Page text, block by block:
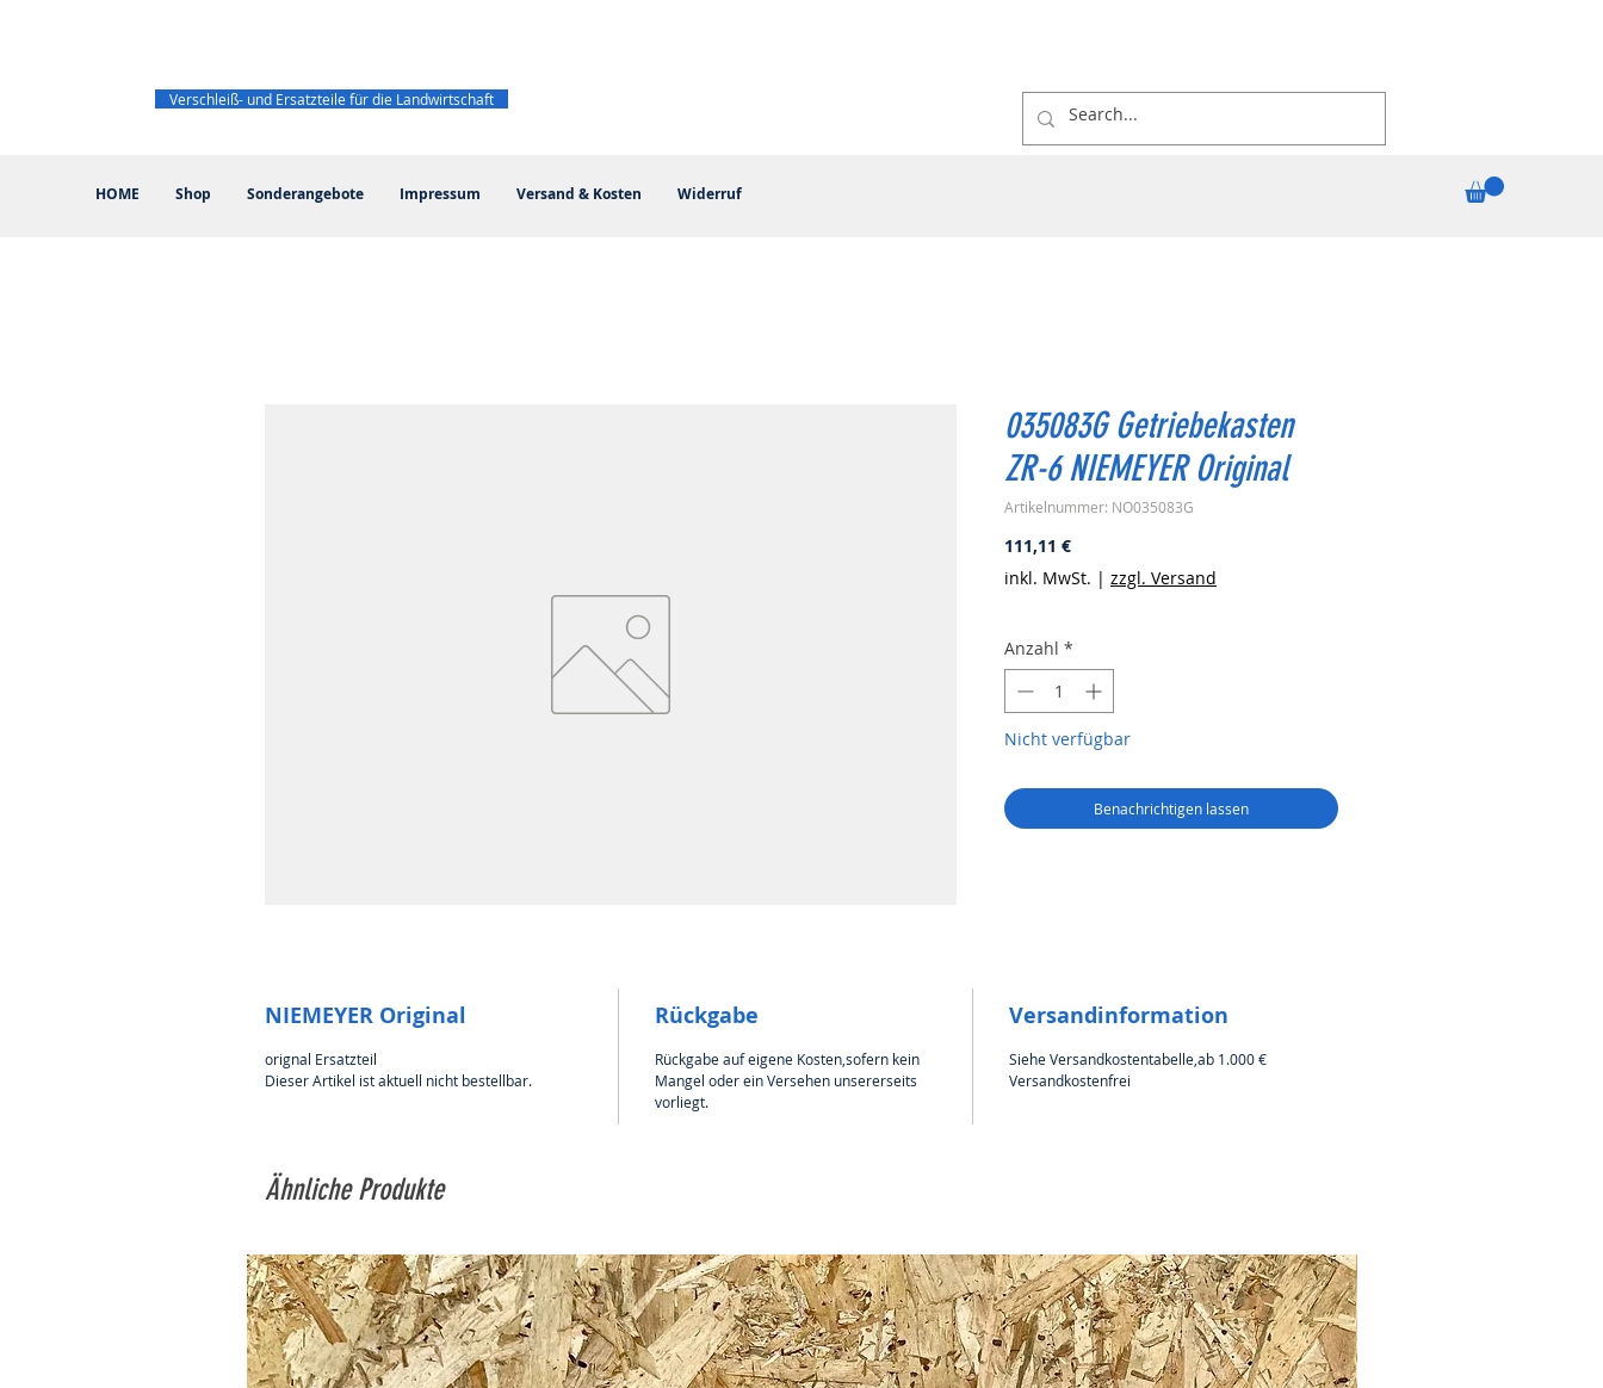
HOME Shop Sonderangebote Impressum Versand & Kosten Widerruf
Verschleiß- und Ersatzteile für die Landwirtschaft
035083G Getriebekasten
ZR-6 NIEMEYER Original
Artikelnummer: NO035083G
111,11 €Preis
inkl. MwSt. | zzgl. Versand
Anzahl *
Nicht verfügbar
Benachrichtigen lassen
NIEMEYER Original
orignal Ersatzteil
Dieser Artikel ist aktuell nicht bestellbar.
Rückgabe
Rückgabe auf eigene Kosten,sofern kein
Mangel oder ein Versehen unsererseits
vorliegt.
Versandinformation
Siehe Versandkostentabelle,ab 1.000 €
Versandkostenfrei
Ähnliche Produkte